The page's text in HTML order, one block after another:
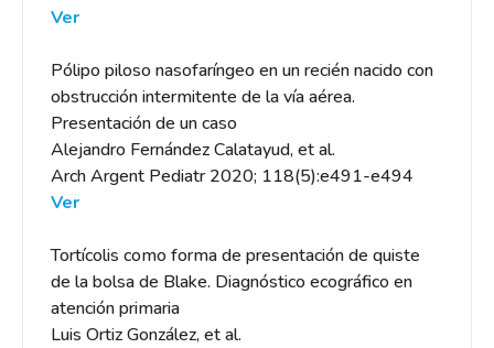
Ver
Pólipo piloso nasofaríngeo en un recién nacido con
obstrucción intermitente de la vía aérea.
Presentación de un caso
Alejandro Fernández Calatayud, et al.
Arch Argent Pediatr 2020; 118(5):e491-e494
Ver
Tortícolis como forma de presentación de quiste
de la bolsa de Blake. Diagnóstico ecográfico en
atención primaria
Luis Ortiz González, et al.